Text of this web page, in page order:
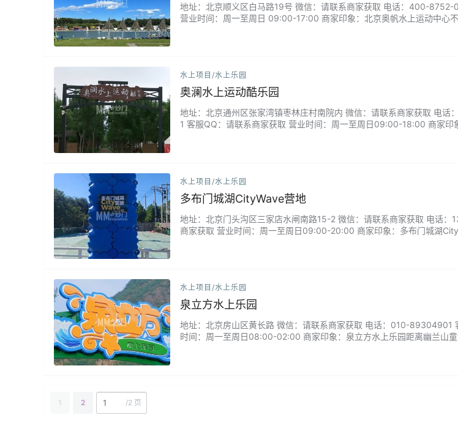
地址：北京顺义区白马路19号 微信：请联系商家获取 电话：400-8752-
营业时间：周一至周日 09:00-17:00 商家印象：北京奥帆水上运动中心
水上项目/水上乐园
奥澜水上运动酷乐园
地址：北京通州区张家湾镇枣林庄村南院内 微信：请联系商家获取 电
1 客服QQ：请联系商家获取 营业时间：周一至周日09:00-18:00 商家印
水上项目/水上乐园
多布门城湖CityWave营地
地址：北京门头沟区三家店水闸南路15-2 微信：请联系商家获取 电话
商家获取 营业时间：周一至周日09:00-20:00 商家印象：多布门城湖
水上项目/水上乐园
泉立方水上乐园
地址：北京房山区黄长路 微信：请联系商家获取 电话：010-89304901
时间：周一至周日08:00-02:00 商家印象：泉立方水上乐园距离幽兰山
1 2 /2 页